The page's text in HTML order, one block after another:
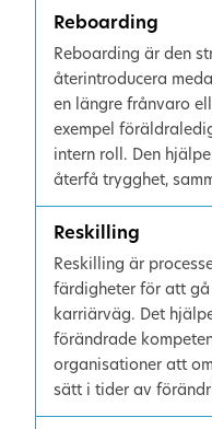
Reboarding
Reboarding är den
återintroducera
en längre frånvaro
exempel
intern roll. Den
återfå trygghet,
Reskilling
Reskilling är
färdigheter för att
karriärväg. Det
förändrade
organisationer att
sätt i tider av